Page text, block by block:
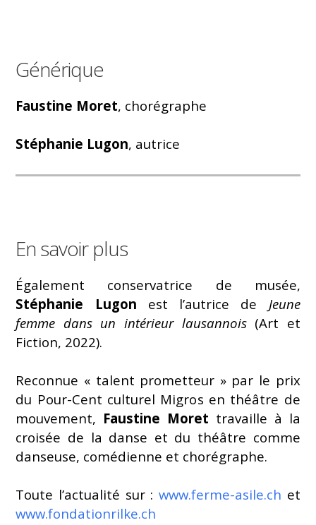
Générique
Faustine Moret, chorégraphe
Stéphanie Lugon, autrice
En savoir plus
Également conservatrice de musée,
Stéphanie Lugon est l’autrice de Jeune
femme dans un intérieur lausannois(Art et
Fiction, 2022).
Reconnue « talent prometteur » par le prix
du Pour-Cent culturel Migros en théâtre de
mouvement, Faustine Moret travaille à la
croisée de la danse et du théâtre comme
danseuse, comédienne et chorégraphe.
Toute l’actualité sur : www.ferme-asile.ch et
www.fondationrilke.ch